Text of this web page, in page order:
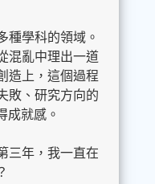
種學科的領域。
混亂中理出一道
造上，這個過程
敗、研究方向的
成就感。
三年，我一直在